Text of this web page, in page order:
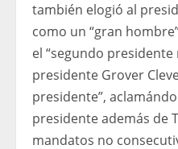
también elogió al
como un “gran
el “segundo presidente
presidente Grover
presidente”,
presidente además de
mandatos no